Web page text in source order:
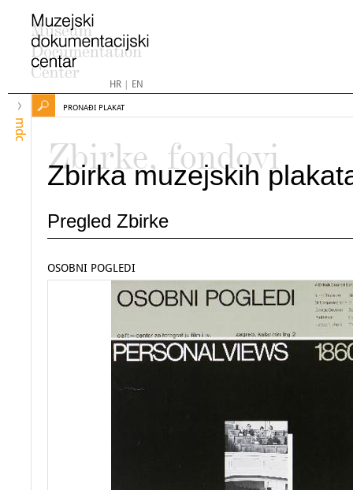
HR| EN
mdc
PRONAĐI PLAKAT
Zbirke, fondovi
Zbirka muzejskih
Pregled Zbirke
OSOBNI POGLEDI